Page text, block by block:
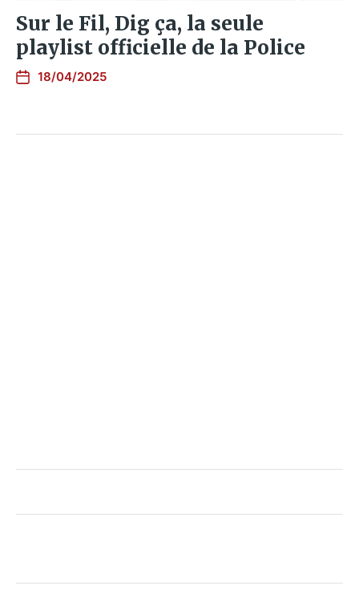
Sur le Fil, Dig ça, la seule
playlist officielle de la Police
18/04/2025